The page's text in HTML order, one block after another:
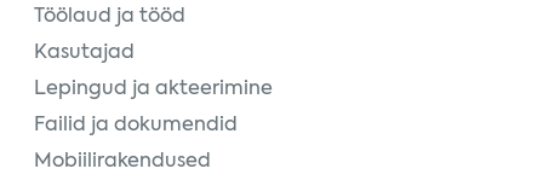
Töölaud ja tööd
Kasutajad
Lepingud ja akteerimine
Failid ja dokumendid
Mobiilirakendused